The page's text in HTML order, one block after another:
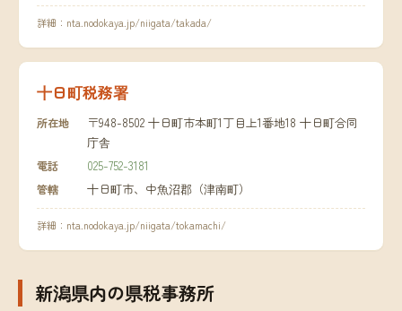
詳細： nta.nodokaya.jp/niigata/takada/
十日町税務署
所在地
〒948-8502 十日町市本町1丁目上1番地18 十日町合同
庁舎
電話 025-752-3181
管轄 十日町市、中魚沼郡（津南町）
詳細： nta.nodokaya.jp/niigata/tokamachi/
新潟県内の県税事務所